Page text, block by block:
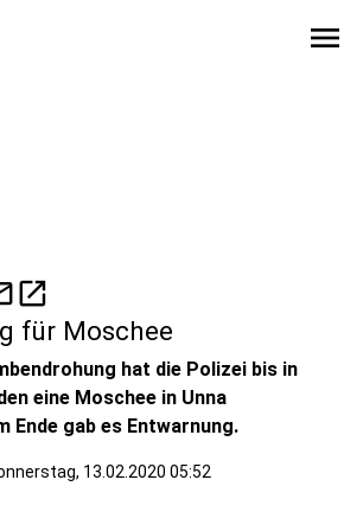
menu
open_in_new
für Moschee
hat die Polizei bis in
eine Moschee in Unna
Ende gab es Entwarnung.
13.02.2020 05:52